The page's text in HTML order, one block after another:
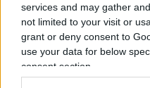
services and may gather
not limited to your visit or
grant or deny consent to
use your data for below
consent section.
Olivo Matuella
4 Luglio 2026, 8:36 8:36
A dire il vero a